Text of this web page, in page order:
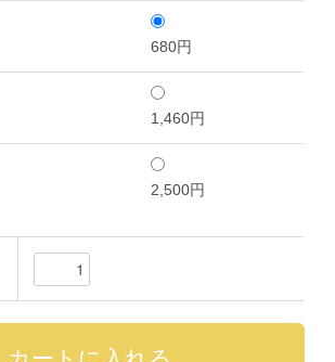
680円
1,460円
2,500円